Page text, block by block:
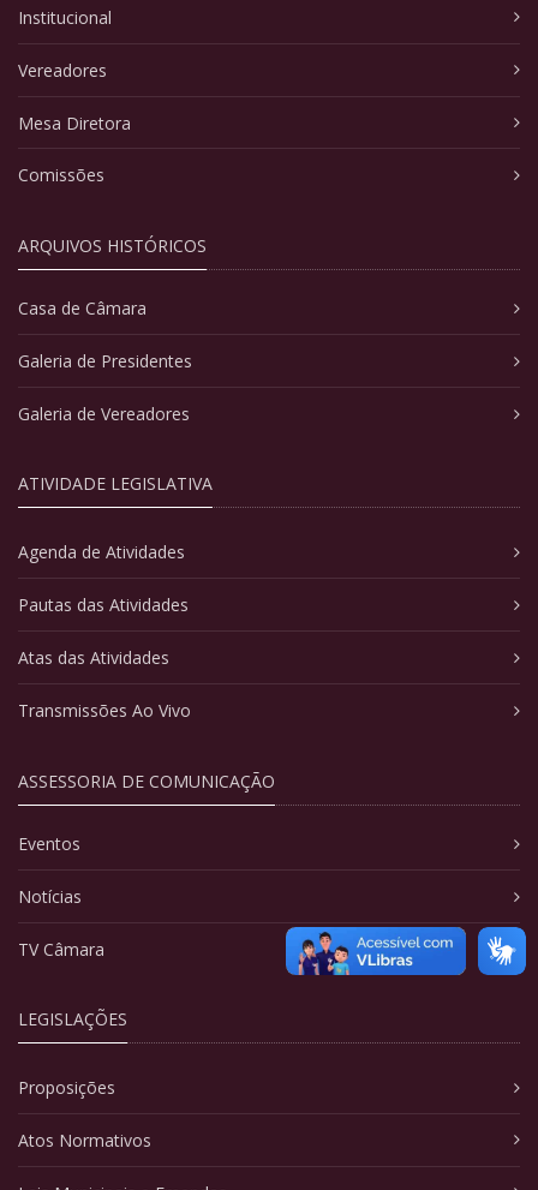
Institucional
Vereadores
Mesa Diretora
Comissões
ARQUIVOS HISTÓRICOS
Casa de Câmara
Galeria de Presidentes
Galeria de Vereadores
ATIVIDADE LEGISLATIVA
Agenda de Atividades
Pautas das Atividades
Atas das Atividades
Transmissões Ao Vivo
ASSESSORIA DE COMUNICAÇÃO
Eventos
Notícias
TV Câmara
LEGISLAÇÕES
Proposições
Atos Normativos